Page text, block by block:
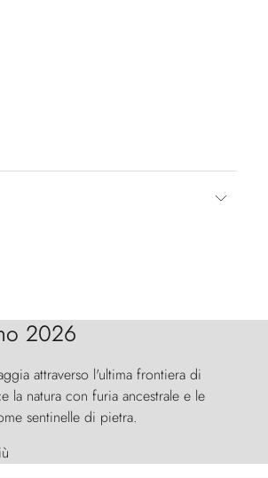
2026
attraverso l'ultima frontiera di
la natura con furia ancestrale e le
sentinelle di pietra.